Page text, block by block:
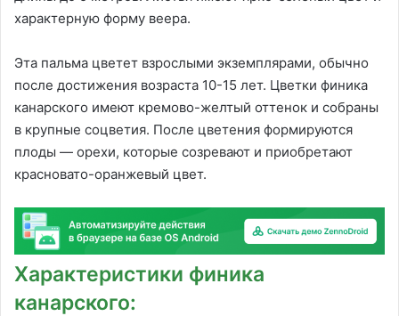
характерную форму веера.
Эта пальма цветет взрослыми экземплярами, обычно
после достижения возраста 10-15 лет. Цветки финика
канарского имеют кремово-желтый оттенок и собраны
в крупные соцветия. После цветения формируются
плоды — орехи, которые созревают и приобретают
красновато-оранжевый цвет.
Характеристики финика
канарского: